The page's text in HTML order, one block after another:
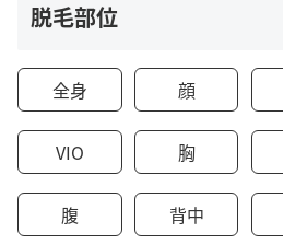
脱毛部位
全身 顔
VIO 胸
腹 背中